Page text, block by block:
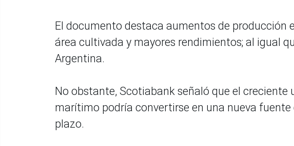
El documento destaca aumentos de producción
área cultivada y mayores rendimientos; al igual
Argentina.
No obstante, Scotiabank señaló que el
marítimo podría convertirse en una nueva
plazo.